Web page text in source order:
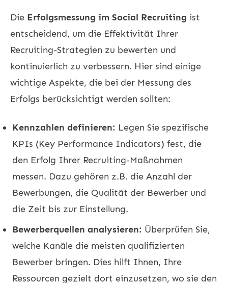
Die Erfolgsmessung im Social Recruiting ist
entscheidend, um die Effektivität Ihrer
Recruiting-Strategien zu bewerten und
kontinuierlich zu verbessern. Hier sind einige
wichtige Aspekte, die bei der Messung des
Erfolgs berücksichtigt werden sollten:
Kennzahlen definieren: Legen Sie spezifische
KPIs (Key Performance Indicators) fest, die
den Erfolg Ihrer Recruiting-Maßnahmen
messen. Dazu gehören z.B. die Anzahl der
Bewerbungen, die Qualität der Bewerber und
die Zeit bis zur Einstellung.
Bewerberquellen analysieren: Überprüfen Sie,
welche Kanäle die meisten qualifizierten
Bewerber bringen. Dies hilft Ihnen, Ihre
Ressourcen gezielt dort einzusetzen, wo sie den